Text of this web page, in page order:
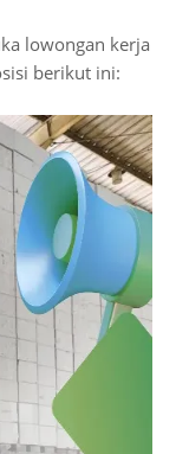
lowongan kerja
berikut ini: